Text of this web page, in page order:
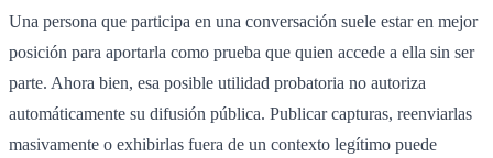
Una persona que participa en una conversación suele estar en mejor
posición para aportarla como prueba que quien accede a ella sin ser
parte. Ahora bien, esa posible utilidad probatoria no autoriza
automáticamente su difusión pública. Publicar capturas, reenviarlas
masivamente o exhibirlas fuera de un contexto legítimo puede